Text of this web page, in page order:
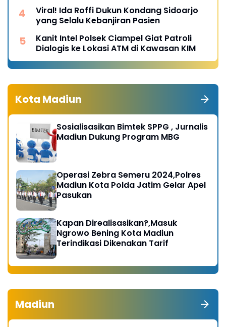
Viral! Ida Roffi Dukun Kondang Sidoarjo
yang Selalu Kebanjiran Pasien
Kanit Intel Polsek Ciampel Giat Patroli
Dialogis ke Lokasi ATM di Kawasan KIM
Kota Madiun
Sosialisasikan Bimtek SPPG , Jurnalis
Madiun Dukung Program MBG
Operasi Zebra Semeru 2024,Polres
Madiun Kota Polda Jatim Gelar Apel
Pasukan
Kapan Direalisasikan?,Masuk
Ngrowo Bening Kota Madiun
Terindikasi Dikenakan Tarif
Madiun